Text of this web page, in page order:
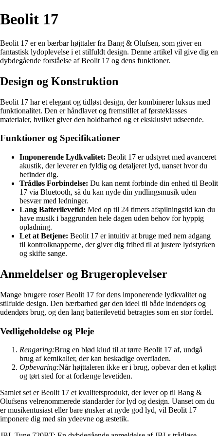
Beolit 17
Beolit 17 er en bærbar højttaler fra Bang & Olufsen, som giver en
fantastisk lydoplevelse i et stilfuldt design. Denne artikel vil give dig en
dybdegående forståelse af Beolit 17 og dens funktioner.
Design og Konstruktion
Beolit 17 har et elegant og tidløst design, der kombinerer luksus med
funktionalitet. Den er håndlavet og fremstillet af førsteklasses
materialer, hvilket giver den holdbarhed og et eksklusivt udseende.
Funktioner og Specifikationer
Imponerende Lydkvalitet: Beolit 17 er udstyret med avanceret
akustik, der leverer en fyldig og detaljeret lyd, uanset hvor du
befinder dig.
Trådløs Forbindelse: Du kan nemt forbinde din enhed til Beolit
17 via Bluetooth, så du kan nyde din yndlingsmusik uden
besvær med ledninger.
Lang Batterilevetid: Med op til 24 timers afspilningstid kan du
have musik i baggrunden hele dagen uden behov for hyppig
opladning.
Let at Betjene: Beolit 17 er intuitiv at bruge med nem adgang
til kontrolknapperne, der giver dig frihed til at justere lydstyrken
og skifte sange.
Anmeldelser og Brugeroplevelser
Mange brugere roser Beolit 17 for dens imponerende lydkvalitet og
stilfulde design. Den bærbarhed gør den ideel til både indendørs og
udendørs brug, og den lang batterilevetid betragtes som en stor fordel.
Vedligeholdelse og Pleje
Rengøring:Brug en blød klud til at tørre Beolit 17 af, undgå
brug af kemikalier, der kan beskadige overfladen.
Opbevaring:Når højttaleren ikke er i brug, opbevar den et køligt
og tørt sted for at forlænge levetiden.
Samlet set er Beolit 17 et kvalitetsprodukt, der lever op til Bang &
Olufsens velrenommerede standarder for lyd og design. Uanset om du
er musikentusiast eller bare ønsker at nyde god lyd, vil Beolit 17
imponere dig med sin ydeevne og æstetik.